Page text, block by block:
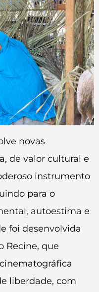
novas
de valor cultural e
instrumento
para o
autoestima e
foi desenvolvida
Recine, que
liberdade, com